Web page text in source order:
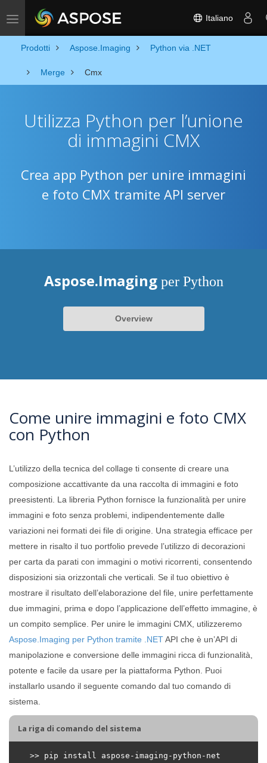
Toggle navigation Italiano
Prodotti Aspose.Imaging Python via .NET
Merge Cmx
Utilizza Python per l’unione
di immagini CMX
Crea app Python per unire immagini
e foto CMX tramite API server
Aspose.Imaging per Python
Overview
Come unire immagini e foto CMX
con Python
L’utilizzo della tecnica del collage ti consente di creare una
composizione accattivante da una raccolta di immagini e foto
preesistenti. La libreria Python fornisce la funzionalità per unire
immagini e foto senza problemi, indipendentemente dalle
variazioni nei formati dei file di origine. Una strategia efficace per
mettere in risalto il tuo portfolio prevede l’utilizzo di decorazioni
per carta da parati con immagini o motivi ricorrenti, consentendo
disposizioni sia orizzontali che verticali. Se il tuo obiettivo è
mostrare il risultato dell’elaborazione del file, unire perfettamente
due immagini, prima e dopo l’applicazione dell’effetto immagine, è
un compito semplice. Per unire le immagini CMX, utilizzeremo
Aspose.Imaging per Python tramite .NETAPI che è un’API di
manipolazione e conversione delle immagini ricca di funzionalità,
potente e facile da usare per la piattaforma Python. Puoi
installarlo usando il seguente comando dal tuo comando di
sistema.
La riga di comando del sistema